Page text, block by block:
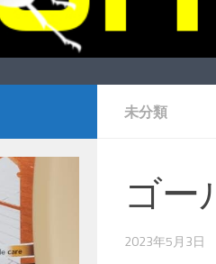
未分類
ゴー
2023年5月3日